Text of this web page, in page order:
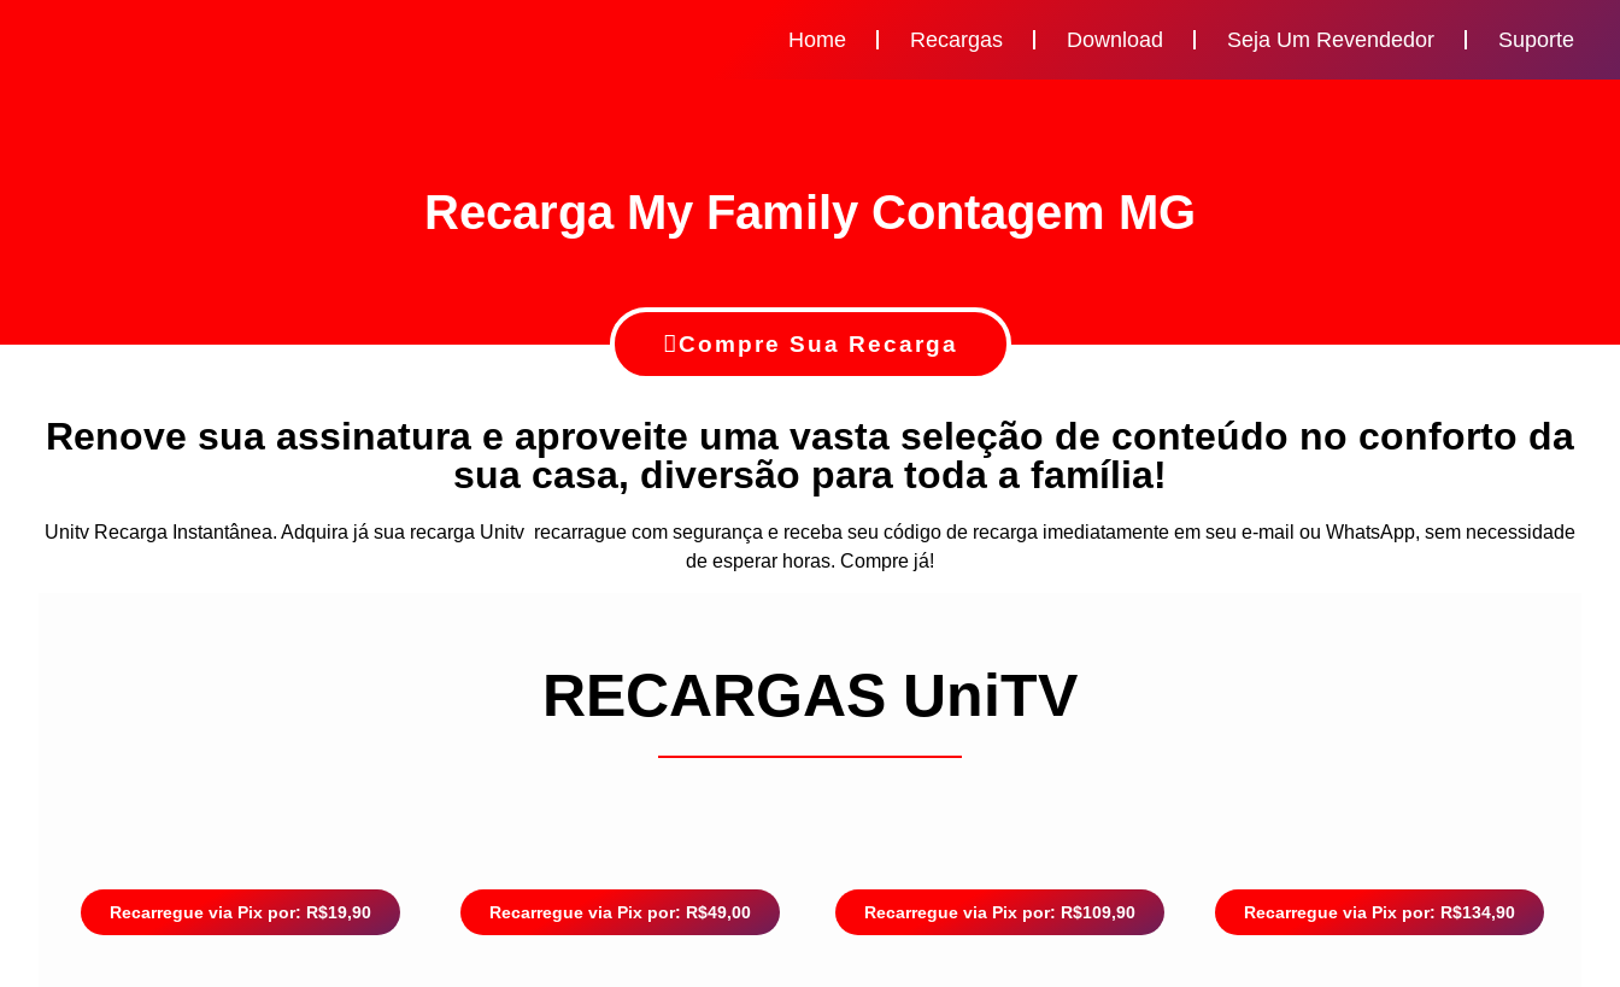
Home Recargas Download Seja Um Revendedor Suporte
Recarga My Family Contagem MG
Compre Sua Recarga
Renove sua assinatura e aproveite uma vasta seleção de conteúdo no conforto da
sua casa, diversão para toda a família!
Unitv Recarga Instantânea. Adquira já sua recarga Unitv recarrague com segurança e receba seu código de recarga imediatamente em seu e-mail ou WhatsApp, sem necessidade
de esperar horas. Compre já!
RECARGAS UniTV
Recarregue via Pix por: R$19,90 Recarregue via Pix por: R$49,00 Recarregue via Pix por: R$109,90 Recarregue via Pix por: R$134,90